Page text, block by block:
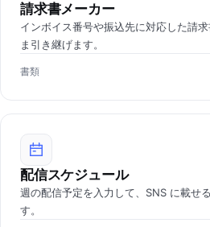
請求書メーカー
インボイス番号や振込先に対応した請
ま引き継げます。
書類
配信スケジュール
週の配信予定を入力して、SNS に載せ
す。